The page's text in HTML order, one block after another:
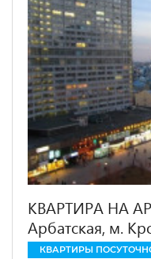
КВАРТИРА НА
Арбатская, м.
КВАРТИРЫ